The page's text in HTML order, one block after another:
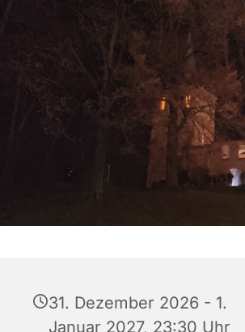
31. Dezember 2026 - 1.
Januar 2027, 23:30 Uhr